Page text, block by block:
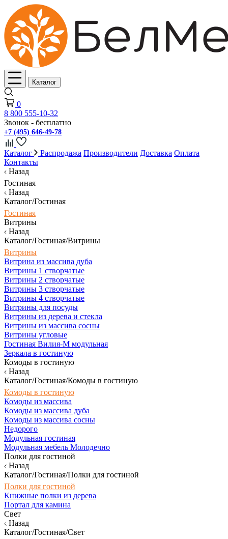
Каталог
0
8 800 555-10-32
Звонок - бесплатно
+7 (495) 646-49-78
Каталог Распродажа Производители Доставка Оплата
Контакты
Назад
Гостиная
Назад
Каталог/Гостиная
Гостиная
Витрины
Назад
Каталог/Гостиная/Витрины
Витрины
Витрина из массива дуба
Витрины 1 створчатые
Витрины 2 створчатые
Витрины 3 створчатые
Витрины 4 створчатые
Витрины для посуды
Витрины из дерева и стекла
Витрины из массива сосны
Витрины угловые
Гостиная Вилия-М модульная
Зеркала в гостиную
Комоды в гостиную
Назад
Каталог/Гостиная/Комоды в гостиную
Комоды в гостиную
Комоды из массива
Комоды из массива дуба
Комоды из массива сосны
Недорого
Модульная гостиная
Модульная мебель Молодечно
Полки для гостиной
Назад
Каталог/Гостиная/Полки для гостиной
Полки для гостиной
Книжные полки из дерева
Портал для камина
Свет
Назад
Каталог/Гостиная/Свет